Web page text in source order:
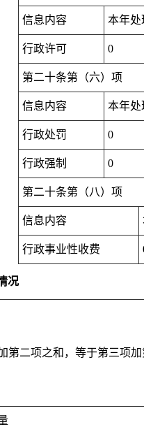
信息内容 本年处
行政许可 0
第二十条第（六）项
信息内容 本年处
行政处罚 0
行政强制 0
第二十条第（八）项
信息内容
行政事业性收费
况
第二项之和，等于第三项加